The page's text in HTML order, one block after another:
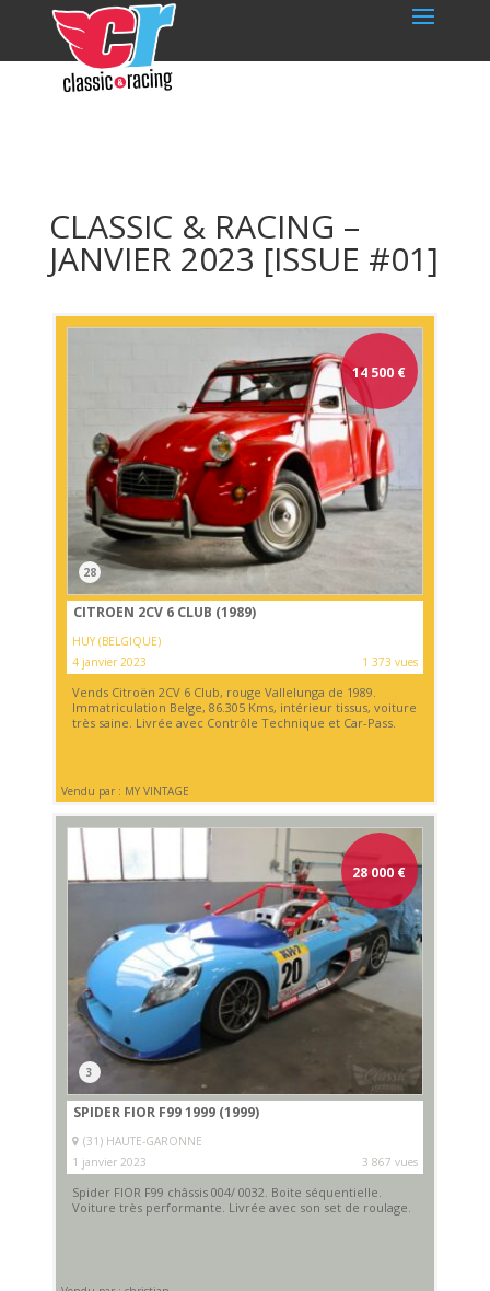
CLASSIC & RACING –
JANVIER 2023 [ISSUE #01]
14 500 €
28
CITROEN 2CV 6 CLUB (1989)
HUY (BELGIQUE)
4 janvier 2023
1 373 vues
Vends Citroën 2CV 6 Club, rouge Vallelunga de 1989.
Immatriculation Belge, 86.305 Kms, intérieur tissus, voiture
très saine. Livrée avec Contrôle Technique et Car-Pass.
Vendu par : MY VINTAGE
28 000 €
3
SPIDER FIOR F99 1999 (1999)
(31) HAUTE-GARONNE
1 janvier 2023
3 867 vues
Spider FIOR F99 châssis 004/ 0032. Boite séquentielle.
Voiture très performante. Livrée avec son set de roulage.